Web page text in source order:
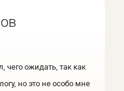
чего ожидать, так как
но это не особо мне